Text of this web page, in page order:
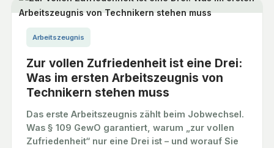
Arbeitszeugnis
Zur vollen Zufriedenheit ist eine Drei:
Was im ersten Arbeitszeugnis von
Technikern stehen muss
Das erste Arbeitszeugnis zählt beim Jobwechsel.
Was § 109 GewO garantiert, warum „zur vollen
Zufriedenheit“ nur eine Drei ist – und worauf Sie